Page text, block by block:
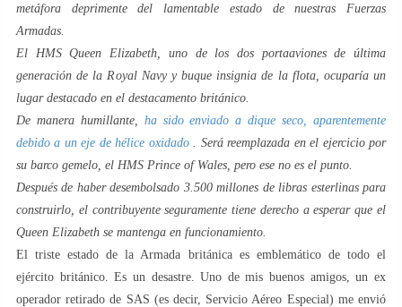
metáfora deprimente del lamentable estado de nuestras Fuerzas
Armadas.
El HMS Queen Elizabeth, uno de los dos portaaviones de última
generación de la Royal Navy y buque insignia de la flota, ocuparía un
lugar destacado en el destacamento británico.
De manera humillante, ha sido enviado a dique seco, aparentemente
debido a un eje de hélice oxidado. Será reemplazada en el ejercicio por
su barco gemelo, el HMS Prince of Wales, pero ese no es el punto.
Después de haber desembolsado 3.500 millones de libras esterlinas para
construirlo, el contribuyente seguramente tiene derecho a esperar que el
Queen Elizabeth se mantenga en funcionamiento.
El triste estado de la Armada británica es emblemático de todo el
ejército británico. Es un desastre. Uno de mis buenos amigos, un ex
operador retirado de SAS (es decir, Servicio Aéreo Especial) me envió